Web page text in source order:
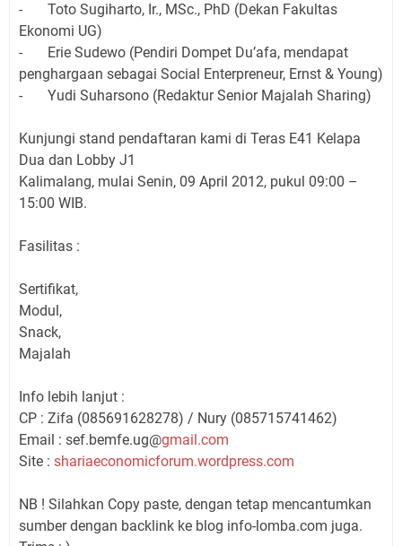
- Toto Sugiharto, Ir., MSc., PhD (Dekan Fakultas
Ekonomi UG)
- Erie Sudewo (Pendiri Dompet Du’afa, mendapat
penghargaan sebagai Social Enterpreneur, Ernst & Young)
- Yudi Suharsono (Redaktur Senior Majalah Sharing)
Kunjungi stand pendaftaran kami di Teras E41 Kelapa
Dua dan Lobby J1
Kalimalang, mulai Senin, 09 April 2012, pukul 09:00 –
15:00 WIB.
Fasilitas :
Sertifikat,
Modul,
Snack,
Majalah
Info lebih lanjut :
CP : Zifa (085691628278) / Nury (085715741462)
Email : sef.bemfe.ug@gmail.com
Site : shariaeconomicforum.wordpress.com
NB ! Silahkan Copy paste, dengan tetap mencantumkan
sumber dengan backlink ke blog info-lomba.com juga.